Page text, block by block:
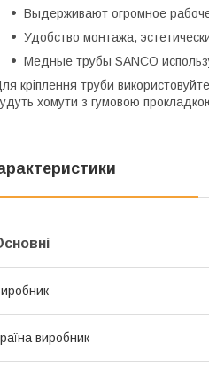
Выдерживают огромное
Удобство монтажа,
Медные трубы SANCO
кріплення труби
хомути з гумовою
виробник